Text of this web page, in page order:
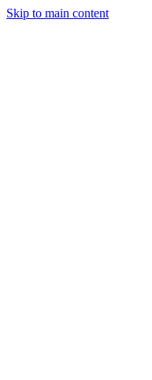
Skip to main content